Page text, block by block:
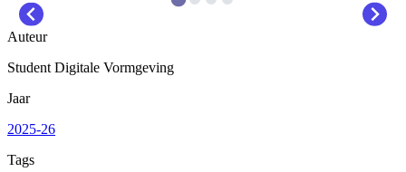
Auteur
Student Digitale Vormgeving
Jaar
2025-26
Tags